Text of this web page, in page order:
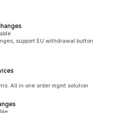
support EU withdrawal button
All in one order mgmt solution